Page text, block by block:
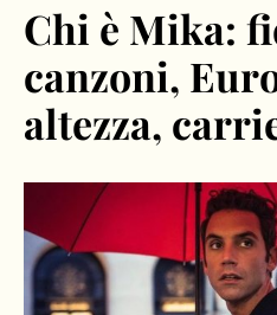
Chi è Mika:
canzoni,
altezza,